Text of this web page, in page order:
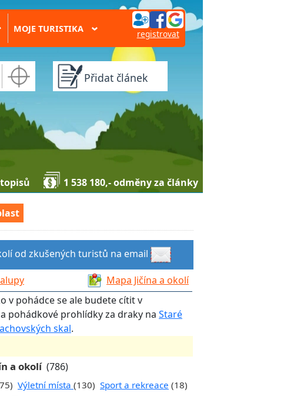
MOJE TURISTIKA › registrovat
Přidat článek
1 538 180,- odměny za články
od zkušených turistů na email
Mapa Jičína a okolí
v pohádce se ale budete cítit v
pohádkové prohlídky za draky na Staré
skal.
a okolí (786)
Výletní místa (130) Sport a rekreace (18)